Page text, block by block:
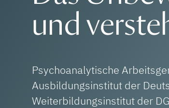
und
Psychoanalytische
Ausbildungsinstitut der
Weiterbildungsinstitut der